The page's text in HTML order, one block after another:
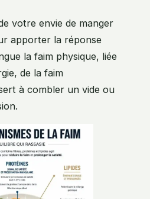
votre envie de manger
apporter la réponse
la faim physique, liée
de la faim
à combler un vide ou